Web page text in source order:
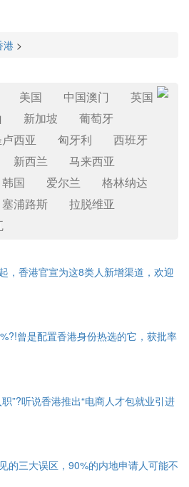
港 >
美国 中国澳门
英国
新加坡
葡萄牙
西亚 匈牙利
西班牙
新西兰
马来西亚
韩国 爱尔兰
格林纳达
塞浦路斯
拉脱维亚
，香港官宣为这8类人新增渠道，欢迎
曾是配置香港身份热选的它，获批率
”?听说香港推出“电商人才包就业引进
的三大误区，90%的内地申请人可能不